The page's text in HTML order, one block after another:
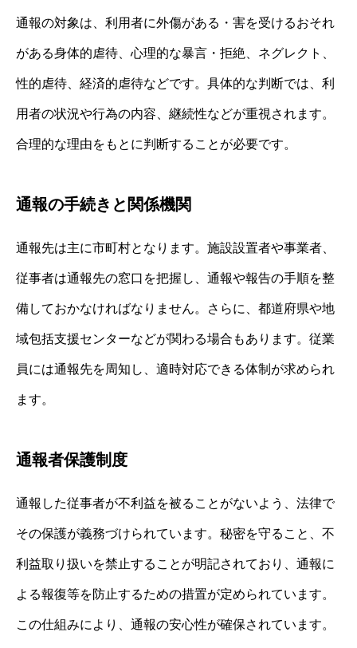
通報の対象は、利用者に外傷がある・害を受けるおそれ
がある身体的虐待、心理的な暴言・拒絶、ネグレクト、
性的虐待、経済的虐待などです。具体的な判断では、利
用者の状況や行為の内容、継続性などが重視されます。
合理的な理由をもとに判断することが必要です。
通報の手続きと関係機関
通報先は主に市町村となります。施設設置者や事業者、
従事者は通報先の窓口を把握し、通報や報告の手順を整
備しておかなければなりません。さらに、都道府県や地
域包括支援センターなどが関わる場合もあります。従業
員には通報先を周知し、適時対応できる体制が求められ
ます。
通報者保護制度
通報した従事者が不利益を被ることがないよう、法律で
その保護が義務づけられています。秘密を守ること、不
利益取り扱いを禁止することが明記されており、通報に
よる報復等を防止するための措置が定められています。
この仕組みにより、通報の安心性が確保されています。